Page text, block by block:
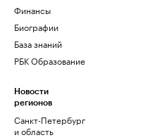
Финансы
Биографии
База знаний
РБК Образование
Новости
регионов
Санкт-Петербург
и область